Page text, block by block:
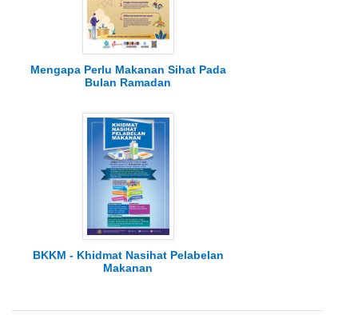
Mengapa Perlu Makanan Sihat Pada
Bulan Ramadan
BKKM - Khidmat Nasihat Pelabelan
Makanan